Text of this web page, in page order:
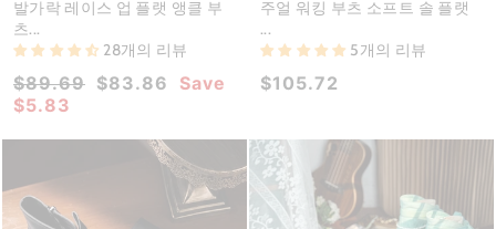
발가락 레이스 업 플랫 앵클 부
츠...
28개의 리뷰
Regular
price
$89.69 Sale
$83.86
Save
$5.83
주얼 워킹 부츠 소프트 솔 플랫
...
5개의 리뷰
$105.72